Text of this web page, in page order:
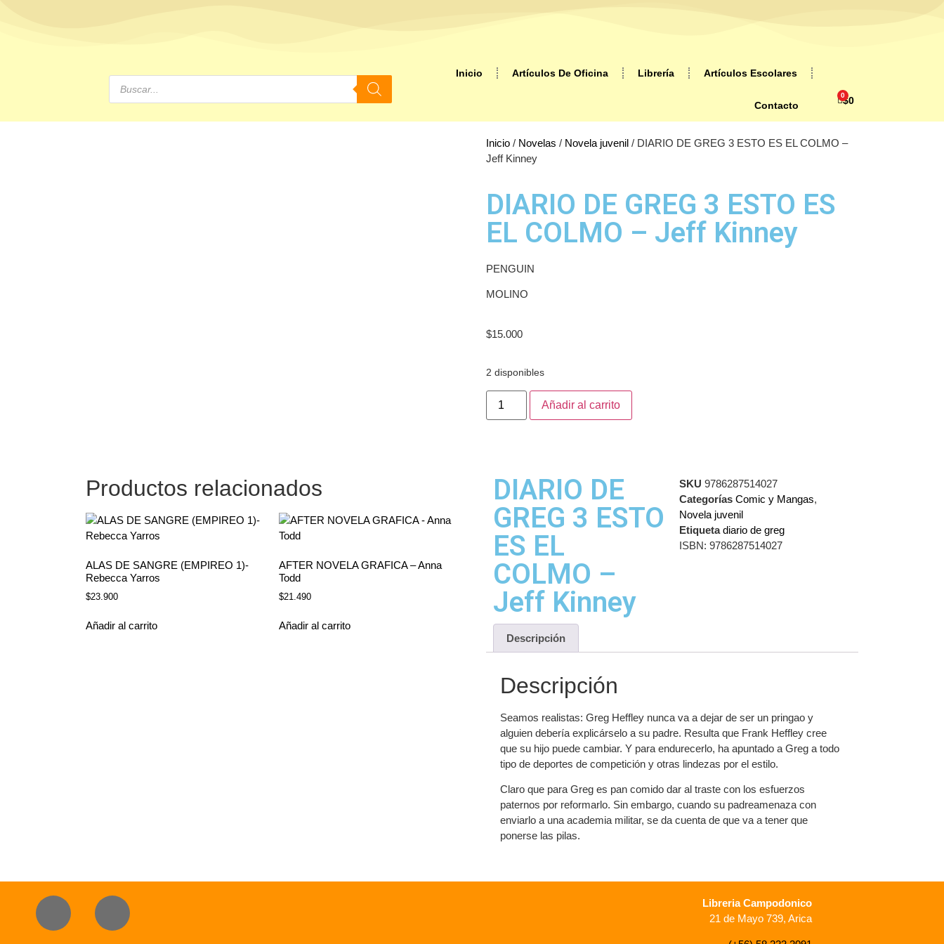
Inicio Artículos De Oficina Librería Artículos Escolares
Contacto $0
0
Inicio / Novelas / Novela juvenil / DIARIO DE GREG 3 ESTO ES EL COLMO –
Jeff Kinney
DIARIO DE GREG 3 ESTO ES
EL COLMO – Jeff Kinney
PENGUIN
MOLINO
$15.000
2 disponibles
Añadir al carrito
Productos relacionados
ALAS DE SANGRE (EMPIREO 1)-
Rebecca Yarros
$23.900
Añadir al carrito
AFTER NOVELA GRAFICA – Anna
Todd
$21.490
Añadir al carrito
DIARIO DE
GREG 3 ESTO
ES EL
COLMO –
Jeff Kinney
SKU 9786287514027
Categorías Comic y Mangas,
Novela juvenil
Etiqueta diario de greg
ISBN: 9786287514027
Descripción
Descripción
Seamos realistas: Greg Heffley nunca va a dejar de ser un pringao y
alguien debería explicárselo a su padre. Resulta que Frank Heffley cree
que su hijo puede cambiar. Y para endurecerlo, ha apuntado a Greg a todo
tipo de deportes de competición y otras lindezas por el estilo.
Claro que para Greg es pan comido dar al traste con los esfuerzos
paternos por reformarlo. Sin embargo, cuando su padreamenaza con
enviarlo a una academia militar, se da cuenta de que va a tener que
ponerse las pilas.
Libreria Campodonico
21 de Mayo 739, Arica